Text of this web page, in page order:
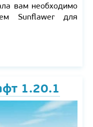
вам необходимо
Sunflawer для
1.20.1